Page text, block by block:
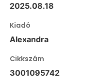
2025.08.18
Kiadó
Alexandra
Cikkszám
3001095742